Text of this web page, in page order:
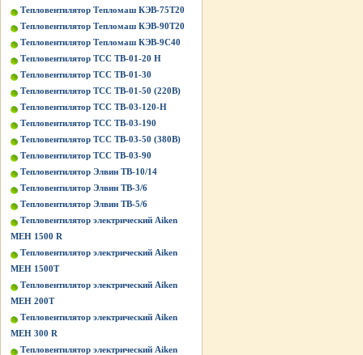
Тепловентилятор Тепломаш КЭВ-75Т20
Тепловентилятор Тепломаш КЭВ-90Т20
Тепловентилятор Тепломаш КЭВ-9С40
Тепловентилятор ТСС ТВ-01-20 Н
Тепловентилятор ТСС ТВ-01-30
Тепловентилятор ТСС ТВ-01-50 (220В)
Тепловентилятор ТСС ТВ-03-120-Н
Тепловентилятор ТСС ТВ-03-190
Тепловентилятор ТСС ТВ-03-50 (380В)
Тепловентилятор ТСС ТВ-03-90
Тепловентилятор Элвин ТВ-10/14
Тепловентилятор Элвин ТВ-3/6
Тепловентилятор Элвин ТВ-5/6
Тепловентилятор электрический Aiken
MEH 1500 R
Тепловентилятор электрический Aiken
MEH 1500T
Тепловентилятор электрический Aiken
MEH 200T
Тепловентилятор электрический Aiken
MEH 300 R
Тепловентилятор электрический Aiken